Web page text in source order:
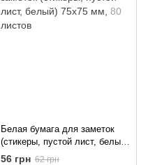
Белая бумага для заметок
(стикеры, пустой лист, белый)
75x75 мм, 80 листов
56 грн 62 грн